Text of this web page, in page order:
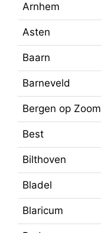
Arnhem
Asten
Baarn
Barneveld
Bergen op Zoom
Best
Bilthoven
Bladel
Blaricum